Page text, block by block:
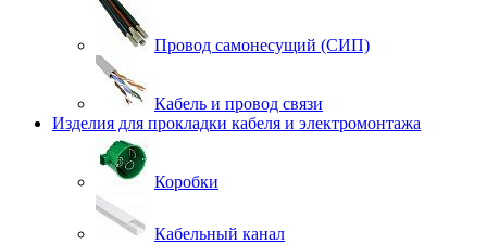
Провод самонесущий (СИП)
Кабель и провод связи
Изделия для прокладки кабеля и электромонтажа
Коробки
Кабельный канал